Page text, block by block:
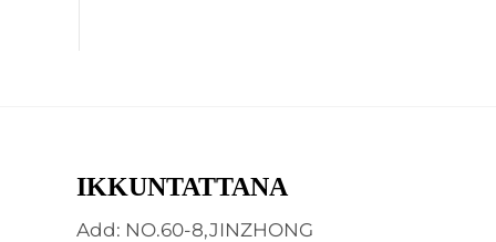
IKKUNTATTANA
Add: NO.60-8,JINZHONG